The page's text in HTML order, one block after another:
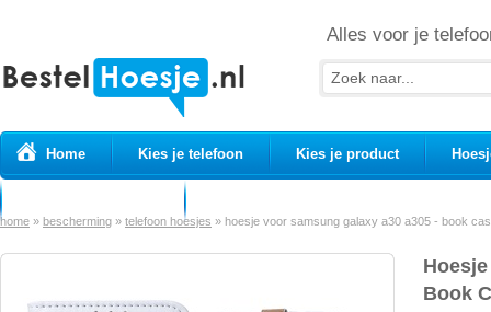
Alles voor je
Home Kies je telefoon Kies je product
home » bescherming » telefoon hoesjes » hoesje voor samsung galaxy a30 a305 - book
Book